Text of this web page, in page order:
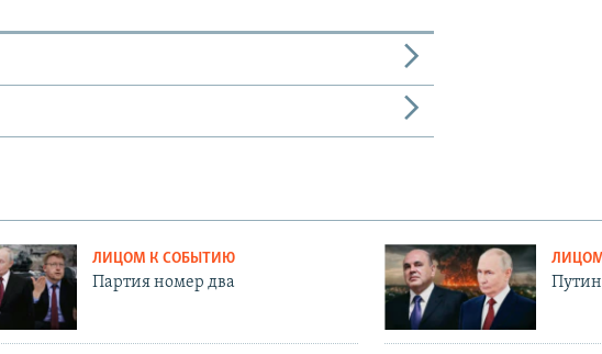
ЛИЦОМ К СОБЫТИЮ
Партия номер два Путин